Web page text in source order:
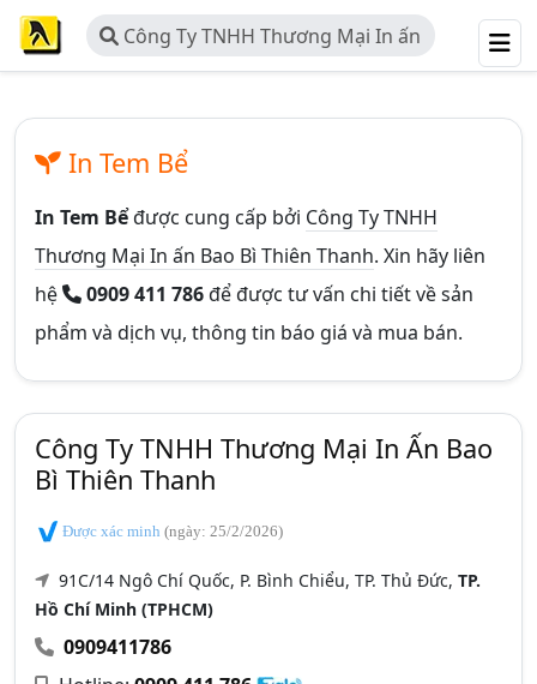
Công Ty TNHH Thương Mại In ấn
Bao Bì Thiên Thanh
In Tem Bể
In Tem Bểđược cung cấp bởi Công Ty TNHH
Thương Mại In ấn Bao Bì Thiên Thanh. Xin hãy liên
hệ
0909 411 786để được tư vấn chi tiết về sản
phẩm và dịch vụ, thông tin báo giá và mua bán.
Công Ty TNHH Thương Mại In Ấn Bao
Bì Thiên Thanh
Được xác minh (ngày: 25/2/2026)
91C/14 Ngô Chí Quốc, P. Bình Chiểu, TP. Thủ Đức, TP.
Hồ Chí Minh (TPHCM)
0909411786